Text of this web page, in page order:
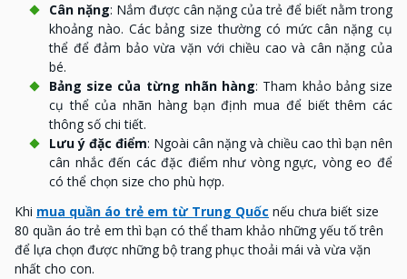
Cân nặng: Nắm được cân nặng của trẻ để biết nằm trong
khoảng nào. Các bảng size thường có mức cân nặng cụ
thể để đảm bảo vừa vặn với chiều cao và cân nặng của
bé.
Bảng size của từng nhãn hàng: Tham khảo bảng size
cụ thể của nhãn hàng bạn định mua để biết thêm các
thông số chi tiết.
Lưu ý đặc điểm: Ngoài cân nặng và chiều cao thì bạn nên
cân nhắc đến các đặc điểm như vòng ngực, vòng eo để
có thể chọn size cho phù hợp.
Khi mua quần áo trẻ em từ Trung Quốc nếu chưa biết size
80 quần áo trẻ em thì bạn có thể tham khảo những yếu tố trên
để lựa chọn được những bộ trang phục thoải mái và vừa vặn
nhất cho con.